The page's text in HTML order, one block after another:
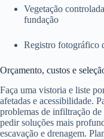
Vegetação
fundação
Registro fotográfico
Orçamento, custos e
Faça uma vistoria e liste
afetadas e acessibilidade.
problemas de infiltração de
pedir soluções mais
escavação e drenagem.